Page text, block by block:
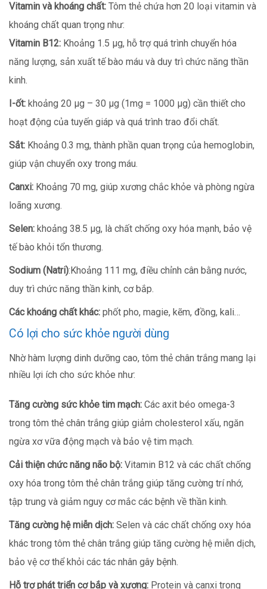
Vitamin và khoáng chất: Tôm thẻ chứa hơn 20 loại vitamin và
khoáng chất quan trọng như:
Vitamin B12: Khoảng 1.5 µg, hỗ trợ quá trình chuyển hóa
năng lượng, sản xuất tế bào máu và duy trì chức năng thần
kinh.
I-ốt: khoảng 20 µg – 30 µg (1mg = 1000 µg) cần thiết cho
hoạt động của tuyến giáp và quá trình trao đổi chất.
Sắt: Khoảng 0.3 mg, thành phần quan trọng của hemoglobin,
giúp vận chuyển oxy trong máu.
Canxi: Khoảng 70 mg, giúp xương chắc khỏe và phòng ngừa
loãng xương.
Selen: khoảng 38.5 µg, là chất chống oxy hóa mạnh, bảo vệ
tế bào khỏi tổn thương.
Sodium (Natri):Khoảng 111 mg, điều chỉnh cân bằng nước,
duy trì chức năng thần kinh, cơ bắp.
Các khoáng chất khác: phốt pho, magie, kẽm, đồng, kali…
Có lợi cho sức khỏe người dùng
Nhờ hàm lượng dinh dưỡng cao, tôm thẻ chân trắng mang lại
nhiều lợi ích cho sức khỏe như:
Tăng cường sức khỏe tim mạch: Các axit béo omega-3
trong tôm thẻ chân trắng giúp giảm cholesterol xấu, ngăn
ngừa xơ vữa động mạch và bảo vệ tim mạch.
Cải thiện chức năng não bộ: Vitamin B12 và các chất chống
oxy hóa trong tôm thẻ chân trắng giúp tăng cường trí nhớ,
tập trung và giảm nguy cơ mắc các bệnh về thần kinh.
Tăng cường hệ miễn dịch: Selen và các chất chống oxy hóa
khác trong tôm thẻ chân trắng giúp tăng cường hệ miễn dịch,
bảo vệ cơ thể khỏi các tác nhân gây bệnh.
Hỗ trợ phát triển cơ bắp và xương: Protein và canxi trong